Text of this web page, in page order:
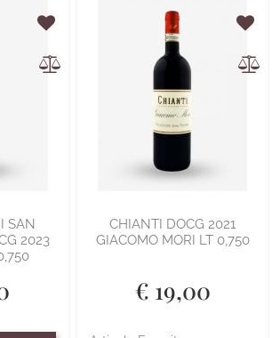
SAN
2023
CHIANTI DOCG 2021
GIACOMO MORI LT 0,750
€ 19,00